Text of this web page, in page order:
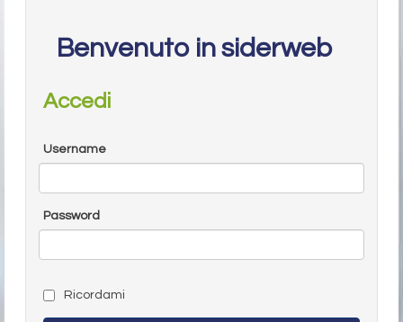
Benvenuto in siderweb
Accedi
Username
Password
Ricordami